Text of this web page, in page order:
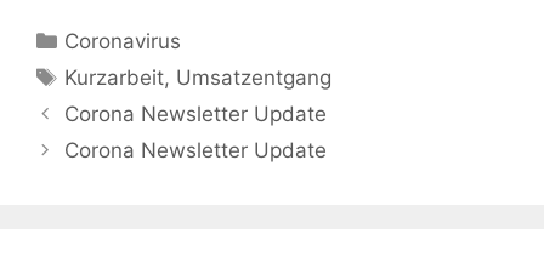
Kategorien
Coronavirus
Schlagwörter
Kurzarbeit, Umsatzentgang
Corona Newsletter Update
Corona Newsletter Update